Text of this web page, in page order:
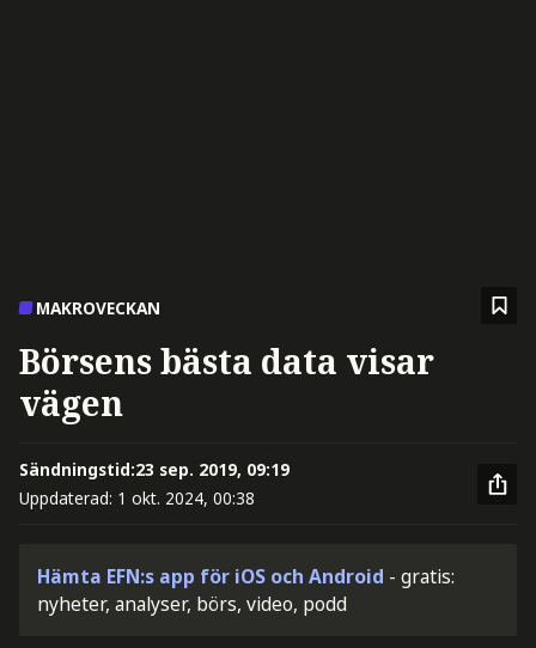
MAKROVECKAN
Börsens bästa data visar
vägen
Sändningstid:23 sep. 2019, 09:19
Uppdaterad: 1 okt. 2024, 00:38
Hämta EFN:s app för iOS och Android - gratis:
nyheter, analyser, börs, video, podd